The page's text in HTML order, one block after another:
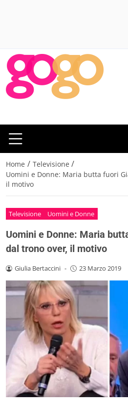
Home / Televisione /
Uomini e Donne: Maria butta fuori
il motivo
Televisione Uomini e Donne
Uomini e Donne: Maria
dal trono over, il motivo
Giulia Bertaccini - 23 Marzo 2019